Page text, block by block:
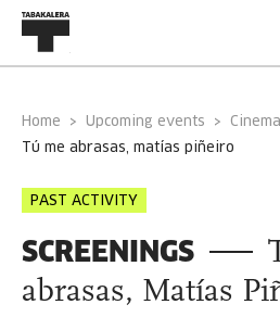
Home Upcoming events
tú me abrasas, matías piñeiro
PAST ACTIVITY
SCREENINGS
abrasas, Matías